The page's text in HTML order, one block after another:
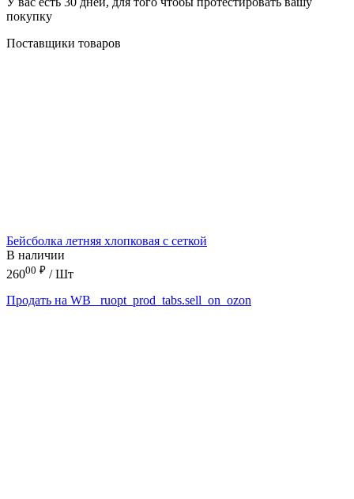
покупку
Поставщики товаров
Бейсболка летняя хлопковая с сеткой
В наличии
26000 ₽ / Шт
Продать на WB
_ruopt_prod_tabs.sell_on_ozon